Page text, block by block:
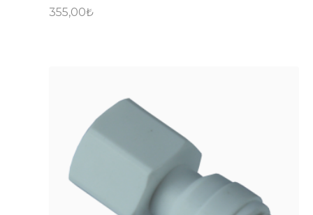
355,00₺